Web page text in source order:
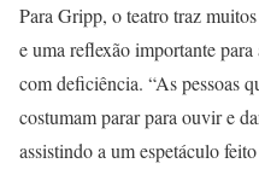
Para Gripp, o teatro traz
e uma reflexão importante para
com deficiência. “As pessoas
costumam parar para ouvir e
assistindo a um espetáculo